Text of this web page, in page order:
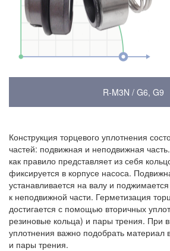
R-M3N / G6, G9
Конструкция торцевого уплотнения
частей: подвижная и неподвижная
как правило представляет из себя
фиксируется в корпусе насоса.
устанавливается на валу и
к неподвижной части. Герметизация
достигается с помощью вторичных
резиновые кольца) и пары трения. При
уплотнения важно подобрать материал
и пары трения.